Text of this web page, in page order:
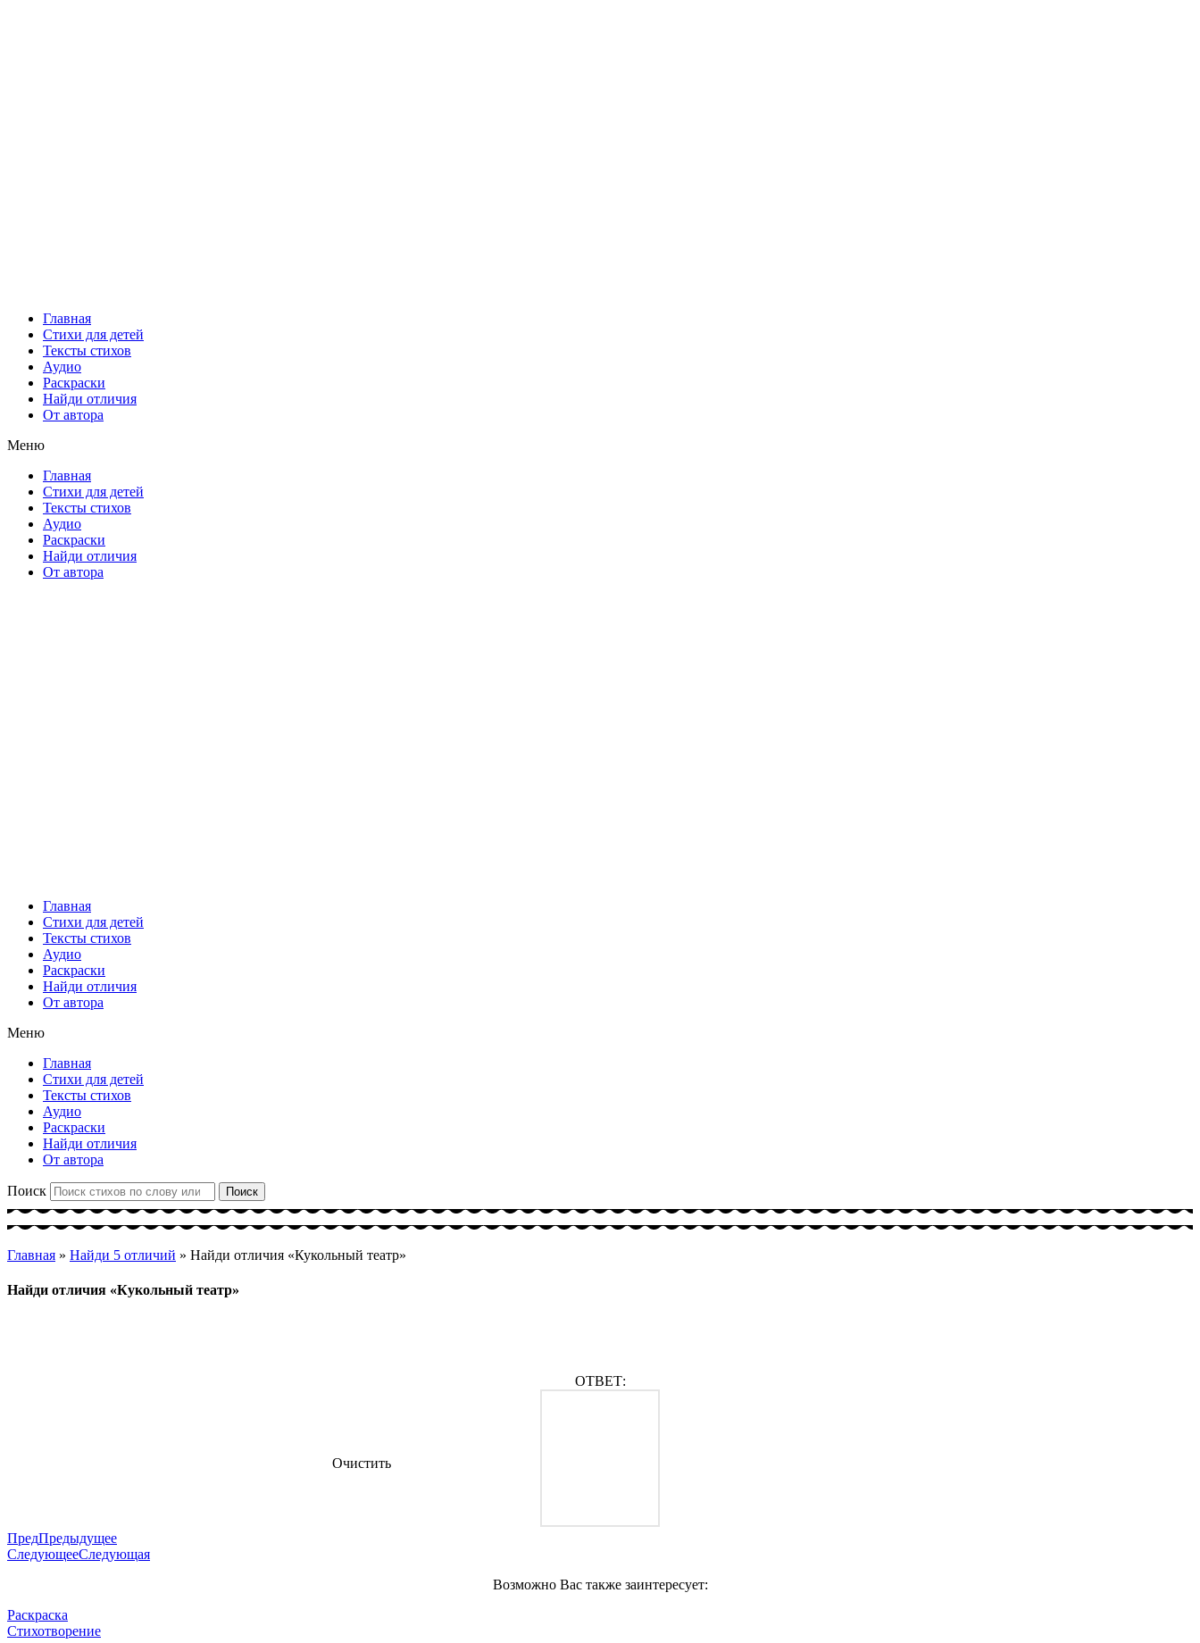
Главная
Стихи для детей
Тексты стихов
Аудио
Раскраски
Найди отличия
От автора
Меню
Главная
Стихи для детей
Тексты стихов
Аудио
Раскраски
Найди отличия
От автора
Главная
Стихи для детей
Тексты стихов
Аудио
Раскраски
Найди отличия
От автора
Меню
Главная
Стихи для детей
Тексты стихов
Аудио
Раскраски
Найди отличия
От автора
Поиск Поиск
Главная » Найди 5 отличий » Найди отличия «Кукольный театр»
Найди отличия «Кукольный театр»
Очистить
ОТВЕТ:
ПредПредыдущее
СледующееСледующая
Возможно Вас также заинтересует:
Раскраска
Стихотворение